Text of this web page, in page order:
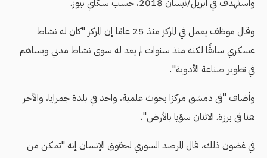
واستُهدف في أبريل/نيسان 2018، حسب سكاي نيوز.
وقال موظف يعمل في المركز منذ 25 عامًا إن المركز "كان له نشاط
عسكري سابقًا لكنه منذ سنوات لم يعد له سوى نشاط مدني ويساهم
في تطوير صناعة الأدوية".
وأضاف "في دمشق مركزا بحوث علمية، واحد في بلدة جمرايا، والآخر
هنا في برزة. الاثنان سوّيا بالأرض".
في غضون ذلك، قال المرصد السوري لحقوق الإنسان إنه "تمكن من